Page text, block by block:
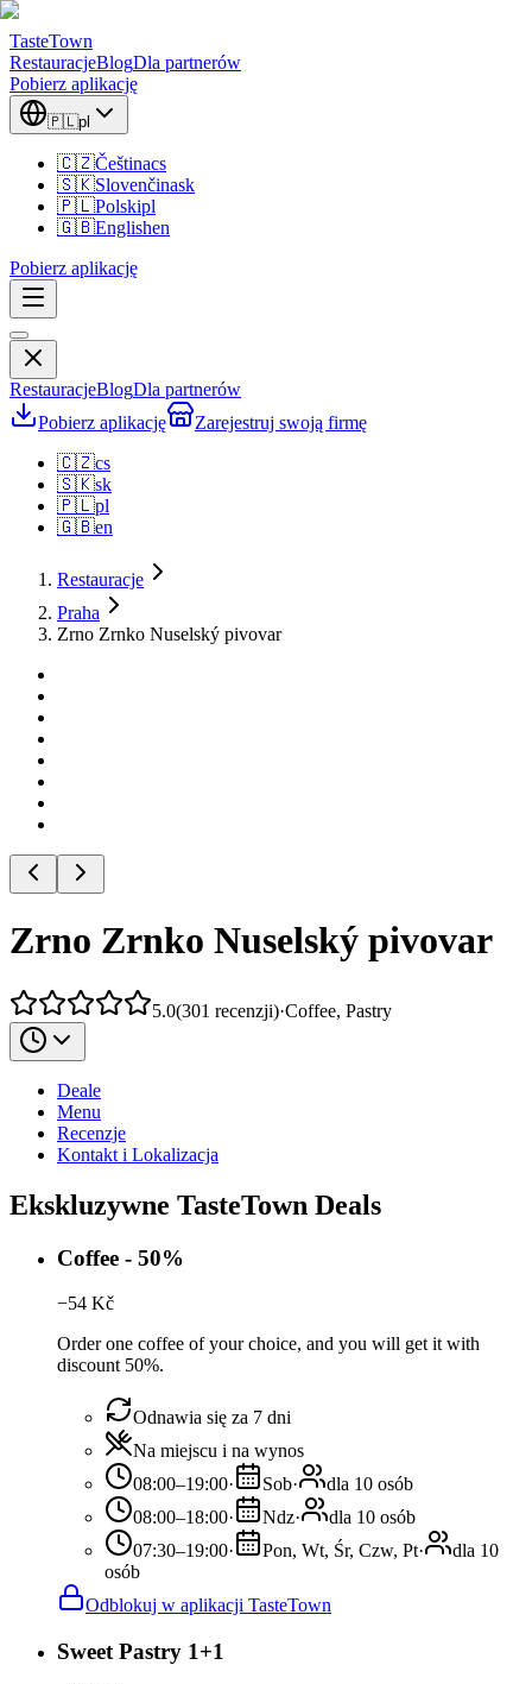
TasteTown
RestauracjeBlogDla partnerów
Pobierz aplikację
🇵🇱pl
🇨🇿Češtinacs
🇸🇰Slovenčinask
🇵🇱Polskipl
🇬🇧Englishen
Pobierz aplikację
RestauracjeBlogDla partnerów
Pobierz aplikację
Zarejestruj swoją firmę
🇨🇿cs
🇸🇰sk
🇵🇱pl
🇬🇧en
Restauracje
Praha
Zrno Zrnko Nuselský pivovar
Zrno Zrnko Nuselský pivovar
5.0(301 recenzji)·Coffee, Pastry
Deale
Menu
Recenzje
Kontakt i Lokalizacja
Ekskluzywne TasteTown Deals
Coffee - 50%
−54 Kč
Order one coffee of your choice, and you will get it with
discount 50%.
Odnawia się za 7 dni
Na miejscu i na wynos
08:00–19:00· Sob·
dla 10 osób
08:00–18:00· Ndz·
dla 10 osób
07:30–19:00· Pon, Wt, Śr, Czw, Pt·
dla 10
osób
Odblokuj w aplikacji TasteTown
Sweet Pastry 1+1